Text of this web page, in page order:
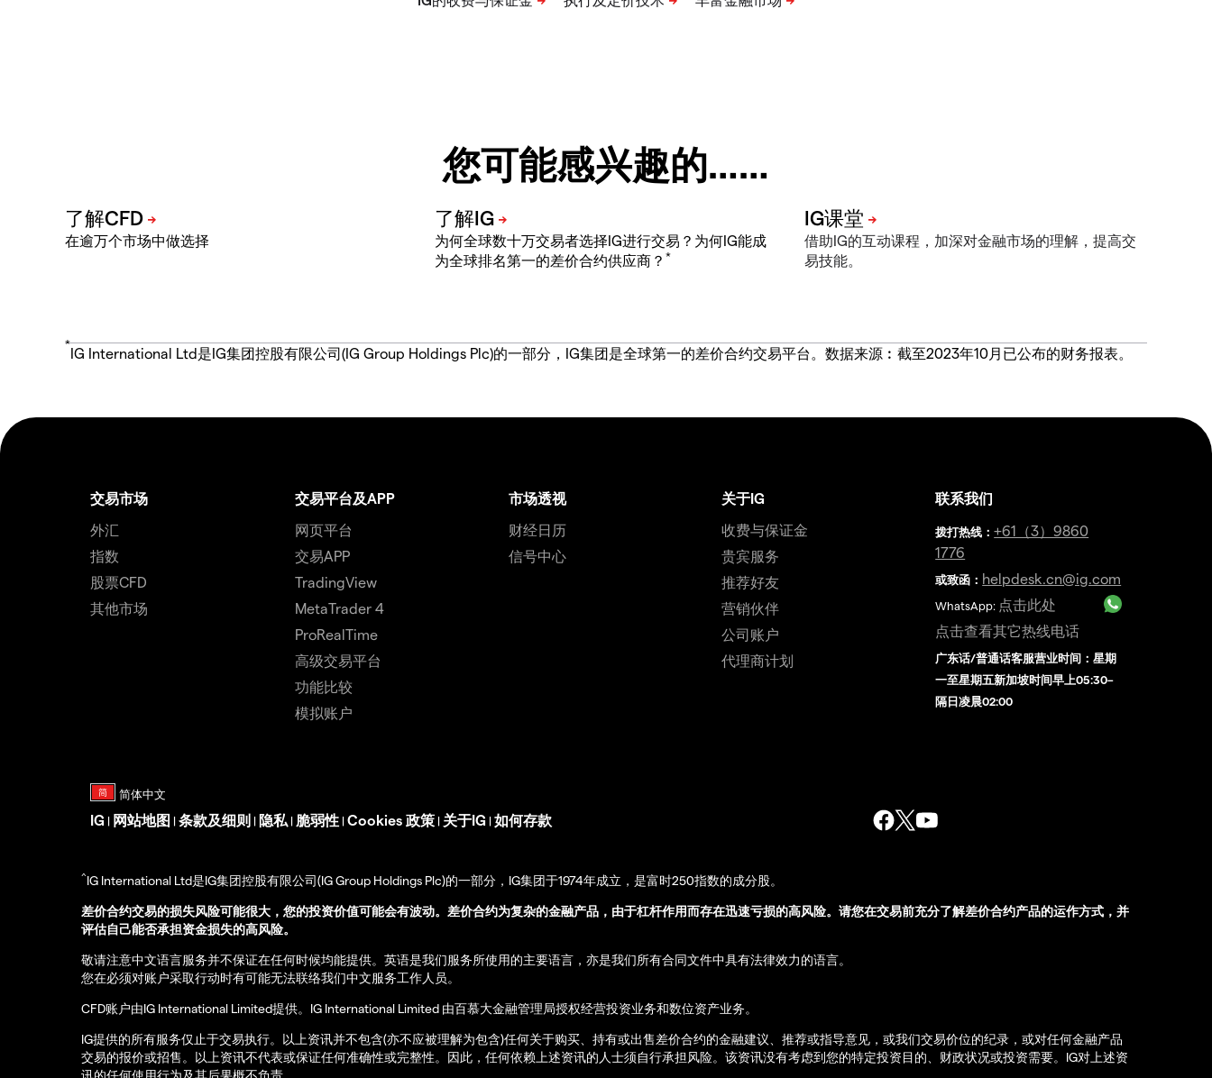
您可能感兴趣的……
在逾万个市场中做选择
为何全球数十万交易者选择IG进行交易？为何IG能成
为全球排名第一的差价合约供应商？ *
借助IG的互动课程，加深对金融市场的理解，提高交
易技能。
*
IG International Ltd是IG集团控股有限公司(IG Group Holdings Plc)的一部分，IG集团是全球第一的差价合约交易平台。数据来源︰截至2023年10月已公布的财务报表。
交易市场
外汇
指数
股票CFD
其他市场
交易平台及APP
网页平台
交易APP
TradingView
MetaTrader 4
ProRealTime
高级交易平台
功能比较
模拟账户
市场透视
财经日历
信号中心
关于IG
收费与保证金
贵宾服务
推荐好友
营销伙伴
公司账户
代理商计划
联系我们
拨打热线 ：+61（3）9860
1776
或致函： helpdesk.cn@ig.com
WhatsApp: 点击此处
点击查看其它热线电话
广东话/普通话客服营业时间：星期
一至星期五新加坡时间早上05:30–
隔日凌晨02:00
IG | 网站地图 | 条款及细则 | 隐私 | 脆弱性 | Cookies 政策 | 关于IG | 如何存款
^IG International Ltd是IG集团控股有限公司(IG Group Holdings Plc)的一部分，IG集团于1974年成立，是富时250指数的成分股。
差价合约交易的损失风险可能很大，您的投资价值可能会有波动。差价合约为复杂的金融产品，由于杠杆作用而存在迅速亏损的高风险。请您在交易前充分了解差价合约产品的运作方式，并
评估自己能否承担资金损失的高风险。
敬请注意中文语言服务并不保证在任何时候均能提供。英语是我们服务所使用的主要语言，亦是我们所有合同文件中具有法律效力的语言。
您在必须对账户采取行动时有可能无法联络我们中文服务工作人员。
CFD账户由IG International Limited提供。IG International Limited 由百慕大金融管理局授权经营投资业务和数位资产业务。
IG提供的所有服务仅止于交易执行。以上资讯并不包含(亦不应被理解为包含)任何关于购买、持有或出售差价合约的金融建议、推荐或指导意见，或我们交易价位的纪录，或对任何金融产品
交易的报价或招售。以上资讯不代表或保证任何准确性或完整性。因此，任何依赖上述资讯的人士须自行承担风险。该资讯没有考虑到您的特定投资目的、财政状况或投资需要。IG对上述资